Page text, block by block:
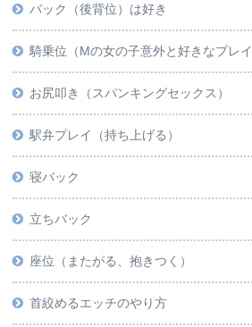
バック（後背位）は好き
騎乗位（Mの女の子意外と好きなプレイ
お尻叩き（スパンキングセックス）
駅弁プレイ（持ち上げる）
寝バック
立ちバック
座位（またがる、抱きつく）
首絞めるエッチのやり方